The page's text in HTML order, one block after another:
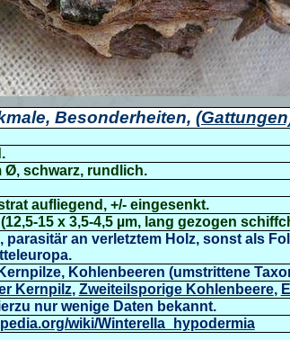
Besonderheiten,
Ø, schwarz, rundlich.
aufliegend, +/- eingesenkt.
12,5-15 x 3,5-4,5 µm, lang gezogen
parasitär an verletztem Holz, sonst als
Kohlenbeeren (umstrittene
Kernpilz, Zweiteilsporige Kohlenbeere,
nur wenige Daten bekannt.
wiki/Winterella_hypodermia